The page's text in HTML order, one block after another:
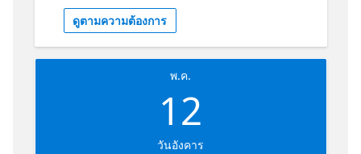
agenda personalizada, acompanhar as
trilhas certas e extrair o máximo valor do
evento, seja participando ao vivo ou
assistindo sob demanda. Junte-se a nós e
prepare-se para o Build.
ดูตามความต้องการ
พ.ค.
12
วันอังคาร